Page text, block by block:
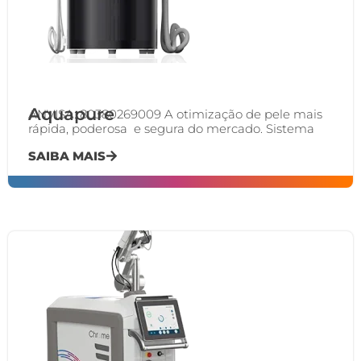
Aquapure
ANVISA: 80380269009 A otimização de pele​ mais
rápida, poderosa ​ e segura do mercado.​ Sistema
SAIBA MAIS